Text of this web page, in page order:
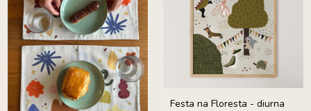
Festa na Floresta - diurna